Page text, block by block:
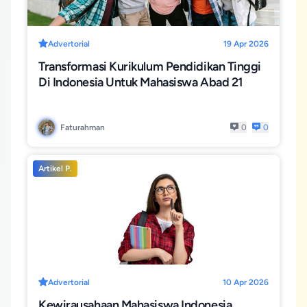
Advertorial 19 Apr 2026
Transformasi Kurikulum Pendidikan Tinggi
Di Indonesia Untuk Mahasiswa Abad 21
Faturahman 0 0
Artikel P.
Advertorial 10 Apr 2026